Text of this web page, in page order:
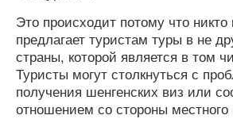
Это происходит потому что никто
предлагает туристам туры в не
страны, которой является в том
Туристы могут столкнуться с
получения шенгенских виз или
отношением со стороны местного